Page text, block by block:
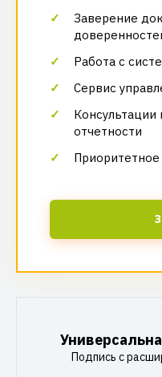
Заверение
Работа с
Сервис
Консультации
отчетности
Подпись с